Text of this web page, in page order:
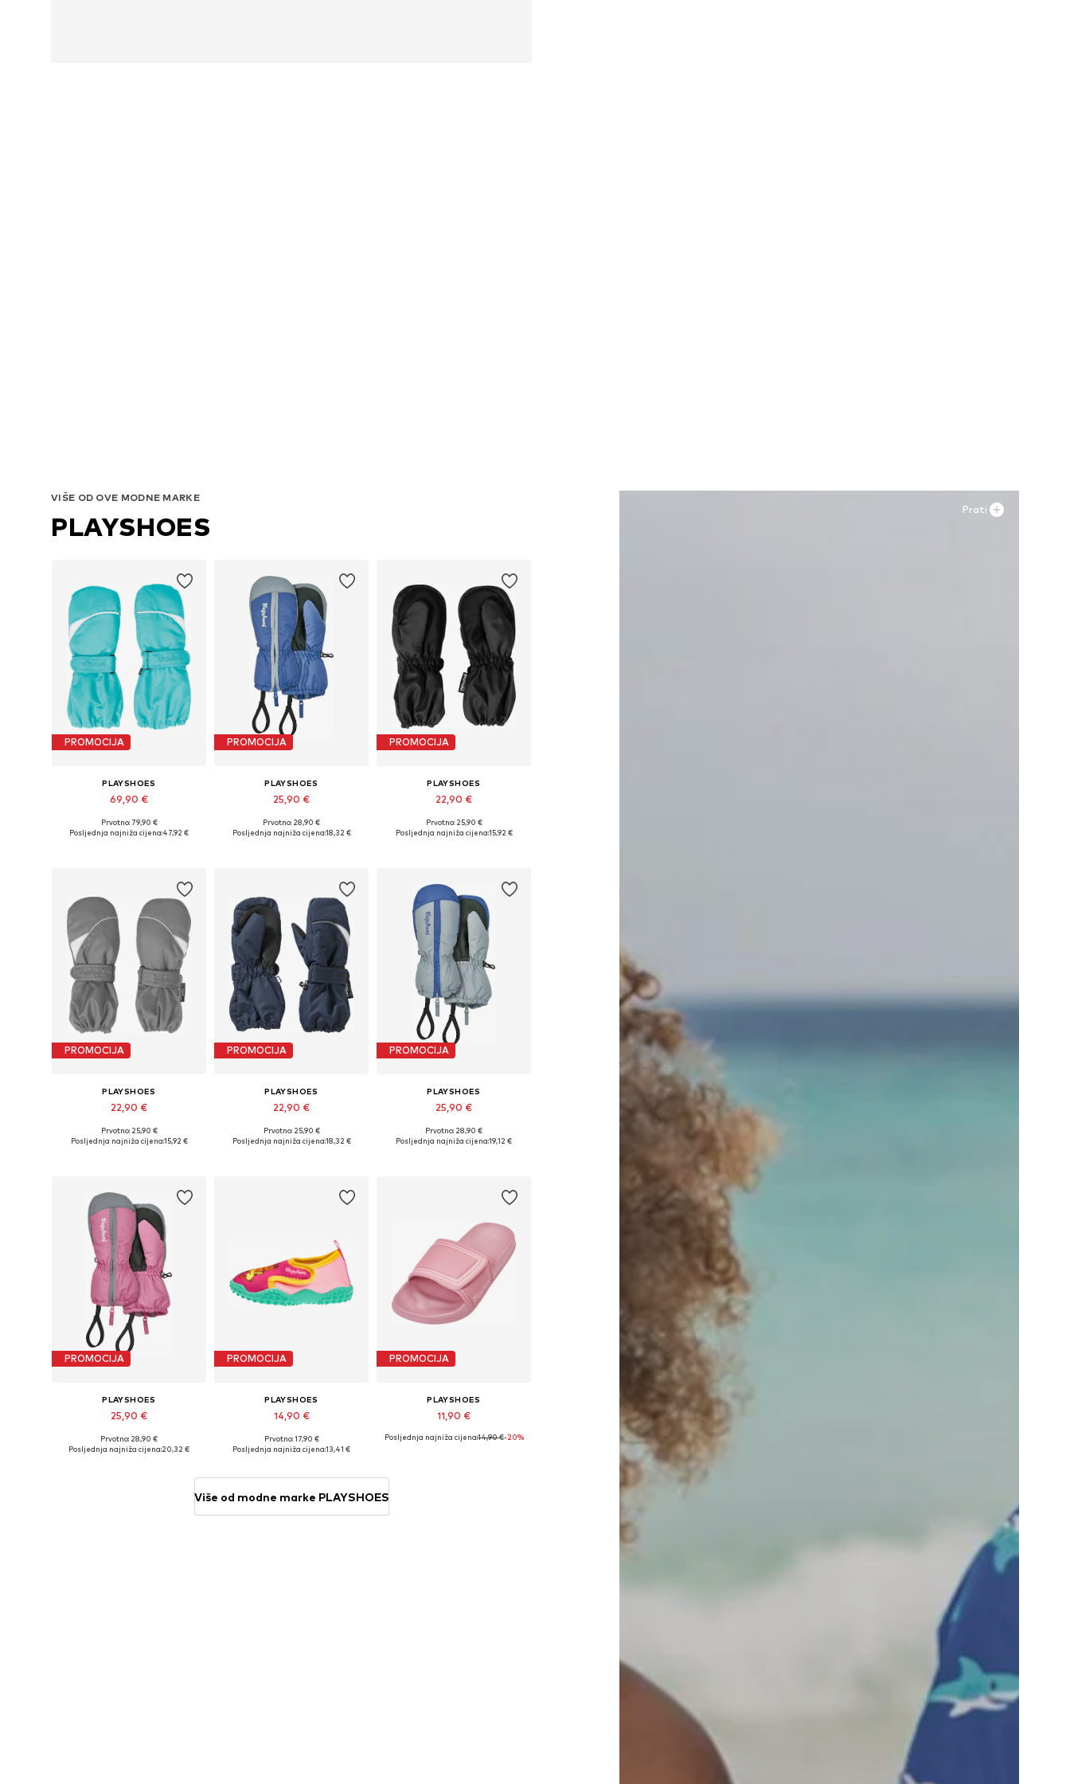
Prati
VIŠE OD OVE MODNE MARKE
PLAYSHOES
PROMOCIJA
PLAYSHOES
69,90 €
Prvotno: 79,90 €
Posljednja najniža cijena:47,92 €
PROMOCIJA
PLAYSHOES
25,90 €
Dostupne veličine: XXS, XXS-XS
Prvotno: 28,90 €
Posljednja najniža cijena:18,32 €
PROMOCIJA
PLAYSHOES
22,90 €
Prvotno: 25,90 €
Posljednja najniža cijena:15,92 €
PROMOCIJA
PLAYSHOES
22,90 €
Prvotno: 25,90 €
Posljednja najniža cijena:15,92 €
PROMOCIJA
PLAYSHOES
22,90 €
Prvotno: 25,90 €
Posljednja najniža cijena:18,32 €
PROMOCIJA
PLAYSHOES
25,90 €
Dostupne veličine: XXS, XXS-XS
Prvotno: 28,90 €
Posljednja najniža cijena:19,12 €
PROMOCIJA
PLAYSHOES
25,90 €
Dostupne veličine: XXS, XXS-XS
Prvotno: 28,90 €
Posljednja najniža cijena:20,32 €
PROMOCIJA
PLAYSHOES
14,90 €
Dostupno u više veličina
Prvotno: 17,90 €
Posljednja najniža cijena:13,41 €
PROMOCIJA
PLAYSHOES
11,90 €
Dostupno u više veličina
Posljednja najniža cijena:14,90 €-20%
Više od modne marke PLAYSHOES